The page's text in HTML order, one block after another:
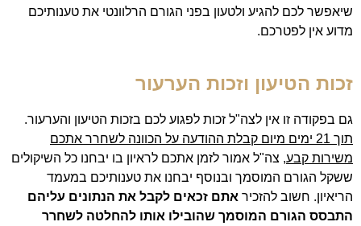
שיאפשר לכם להגיע ולטעון בפני הגורם הרלוונטי את טענותיכם
מדוע אין לפטרכם.
זכות הטיעון וזכות הערעור
גם בפקודה זו אין לצה"ל זכות לפגוע לכם בזכות הטיעון והערעור.
תוך 21 ימים מיום קבלת ההודעה על הכוונה לשחרר אתכם
משירות קבע, צה"ל אמור לזמן אתכם לראיון בו יבחנו כל השיקולים
ששקל הגורם המוסמך ובנוסף יבחנו את טענותיכם במעמד
הריאיון. חשוב להזכיר אתם זכאים לקבל את הנתונים עליהם
התבסס הגורם המוסמך שהובילו אותו להחלטה לשחרר